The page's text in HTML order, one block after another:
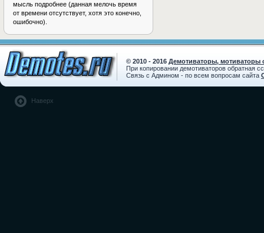
мысль подробнее (данная мелочь время
от времени отсутствует, хотя это конечно,
ошибочно).
© 2010 - 2016 Демотиваторы, мотиваторы
При копировании демотиваторов обратная
Связь с Админом - по всем вопросам сайта
Наверх